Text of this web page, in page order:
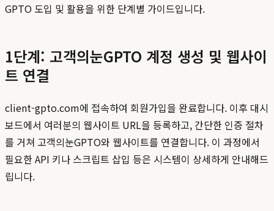
GPTO 도입 및 활용을 위한 단계별 가이드입니다.
1단계: 고객의눈GPTO 계정 생성 및 웹사이
트 연결
client-gpto.com에 접속하여 회원가입을 완료합니다. 이후 대시
보드에서 여러분의 웹사이트 URL을 등록하고, 간단한 인증 절차
를 거쳐 고객의눈GPTO와 웹사이트를 연결합니다. 이 과정에서
필요한 API 키나 스크립트 삽입 등은 시스템이 상세하게 안내해드
립니다.